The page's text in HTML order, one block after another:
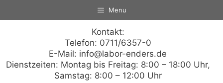
Menu
Kontakt:
Telefon: 0711/6357-0
E-Mail: info@labor-enders.de
Dienstzeiten: Montag bis Freitag: 8:00 – 18:00 Uhr,
Samstag: 8:00 – 12:00 Uhr